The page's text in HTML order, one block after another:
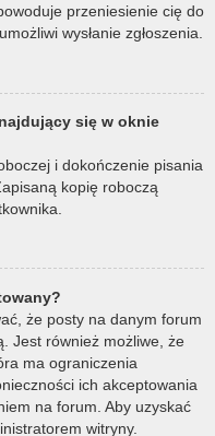
przeniesienie cię do
wysłanie zgłoszenia.
się w oknie
i dokończenie pisania
kopię roboczą
że posty na danym forum
Jest również możliwe, że
ma ograniczenia
ich akceptowania
na forum. Aby uzyskać
witryny.